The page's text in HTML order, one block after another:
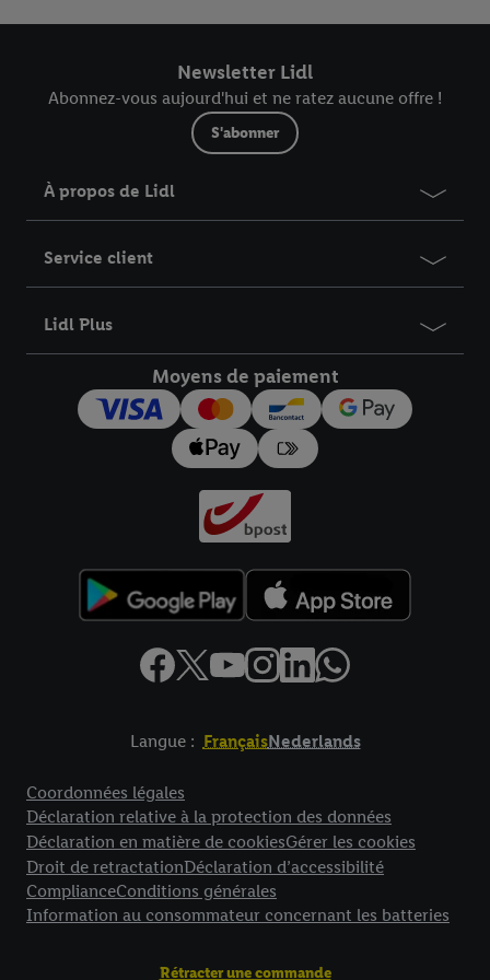
Newsletter Lidl
Abonnez-vous aujourd'hui et ne ratez aucune offre !
S'abonner
À propos de Lidl
Service client
Lidl Plus
Moyens de paiement
Langue : FrançaisNederlands
Coordonnées légales
Déclaration relative à la protection des données
Déclaration en matière de cookiesGérer les cookies
Droit de retractationDéclaration d’accessibilité
ComplianceConditions générales
Information au consommateur concernant les batteries
Rétracter une commande